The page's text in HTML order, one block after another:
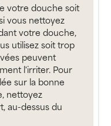
votre douche soit
vous nettoyez
votre douche,
utilisez soit trop
peuvent
l'irriter. Pour
sur la bonne
nettoyez
au-dessus du